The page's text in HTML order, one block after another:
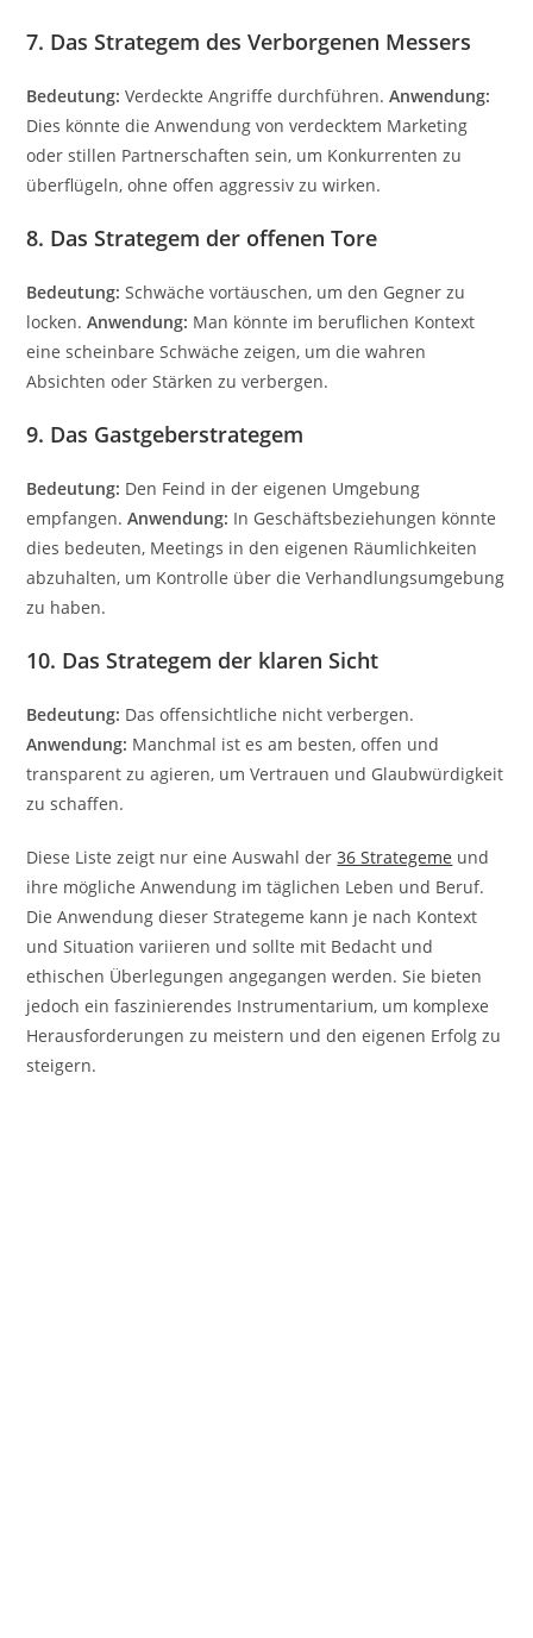
7. Das Strategem des Verborgenen Messers
Bedeutung: Verdeckte Angriffe durchführen.Anwendung:
Dies könnte die Anwendung von verdecktem Marketing
oder stillen Partnerschaften sein, um Konkurrenten zu
überflügeln, ohne offen aggressiv zu wirken.
8. Das Strategem der offenen Tore
Bedeutung: Schwäche vortäuschen, um den Gegner zu
locken.Anwendung: Man könnte im beruflichen Kontext
eine scheinbare Schwäche zeigen, um die wahren
Absichten oder Stärken zu verbergen.
9. Das Gastgeberstrategem
Bedeutung: Den Feind in der eigenen Umgebung
empfangen.Anwendung: In Geschäftsbeziehungen könnte
dies bedeuten, Meetings in den eigenen Räumlichkeiten
abzuhalten, um Kontrolle über die Verhandlungsumgebung
zu haben.
10. Das Strategem der klaren Sicht
Bedeutung: Das offensichtliche nicht verbergen.
Anwendung: Manchmal ist es am besten, offen und
transparent zu agieren, um Vertrauen und Glaubwürdigkeit
zu schaffen.
Diese Liste zeigt nur eine Auswahl der36 Strategeme und
ihre mögliche Anwendung im täglichen Leben und Beruf.
Die Anwendung dieser Strategeme kann je nach Kontext
und Situation variieren und sollte mit Bedacht und
ethischen Überlegungen angegangen werden. Sie bieten
jedoch ein faszinierendes Instrumentarium, um komplexe
Herausforderungen zu meistern und den eigenen Erfolg zu
steigern.